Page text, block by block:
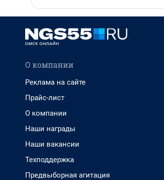
О компании
Реклама на сайте
Прайс-лист
О компании
Наши награды
Наши вакансии
Техподдержка
Предвыборная агитация